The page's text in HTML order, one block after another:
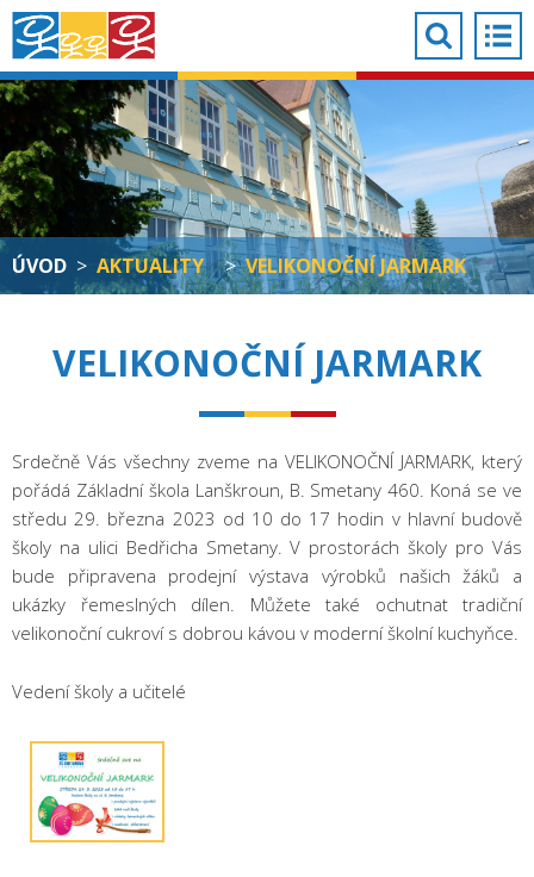
ÚVOD > AKTUALITY > VELIKONOČNÍ JARMARK
VELIKONOČNÍ JARMARK
Srdečně Vás všechny zveme na VELIKONOČNÍ JARMARK, který
pořádá Základní škola Lanškroun, B. Smetany 460. Koná se ve
středu 29. března 2023 od 10 do 17 hodin v hlavní budově
školy na ulici Bedřicha Smetany. V prostorách školy pro Vás
bude připravena prodejní výstava výrobků našich žáků a
ukázky řemeslných dílen. Můžete také ochutnat tradiční
velikonoční cukroví s dobrou kávou v moderní školní kuchyňce.
Vedení školy a učitelé